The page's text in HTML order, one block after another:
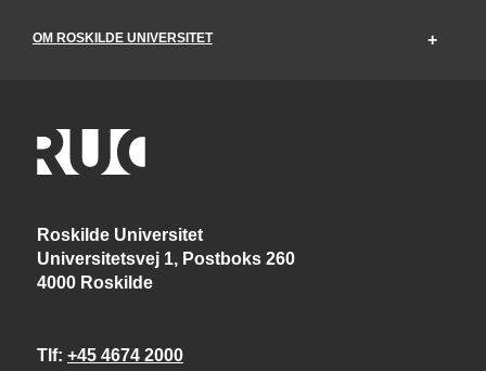
OM ROSKILDE UNIVERSITET
Roskilde Universitet
Universitetsvej 1, Postboks 260
4000 Roskilde
Tlf +45 4674 2000